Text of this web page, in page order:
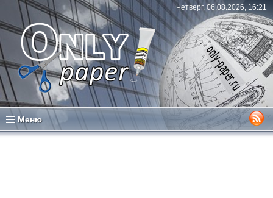
Четверг, 06.08.2026, 16:21
Меню